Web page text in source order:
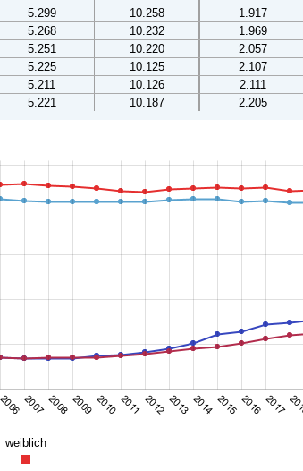
5.299 10.258 1.917
5.268 10.232 1.969
5.251 10.220 2.057
5.225 10.125 2.107
5.211 10.126 2.111
5.221 10.187 2.205
weiblich